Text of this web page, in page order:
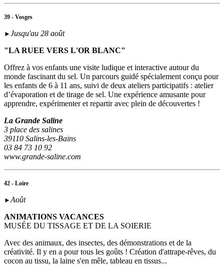
39 - Vosges
► Jusqu'au 28 août
"LA RUEE VERS L'OR BLANC"
Offrez à vos enfants une visite ludique et interactive autour du
monde fascinant du sel. Un parcours guidé spécialement conçu pour
les enfants de 6 à 11 ans, suivi de deux ateliers participatifs : atelier
d’évaporation et de tirage de sel. Une expérience amusante pour
apprendre, expérimenter et repartir avec plein de découvertes !
La Grande Saline
3 place des salines
39110 Salins-les-Bains
03 84 73 10 92
www.grande-saline.com
42 - Loire
►Août
ANIMATIONS VACANCES
MUSÉE DU TISSAGE ET DE LA SOIERIE
Avec des animaux, des insectes, des démonstrations et de la
créativité. Il y en a pour tous les goûts ! Création d'attrape-rêves, du
cocon au tissu, la laine s'en mêle, tableau en tissus...